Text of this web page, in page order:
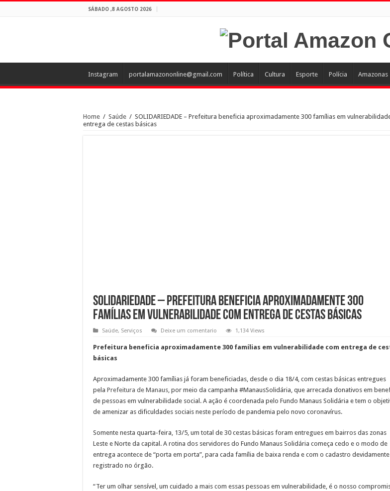
SÁBADO ,8 AGOSTO 2026
Instagram portalamazononline@gmail.com Política Cultura Esporte Polícia Amazonas
Home / Saúde / SOLIDARIEDADE – Prefeitura beneficia aproximadamente 300 famílias em
entrega de cestas básicas
SOLIDARIEDADE – Prefeitura beneficia aproximadamente 300
famílias em vulnerabilidade com entrega de cestas básicas
Saúde, Serviços Deixe um comentario 1,134 Views
Prefeitura beneficia aproximadamente 300 famílias em vulnerabilidade com entrega de
básicas
Aproximadamente 300 famílias já foram beneficiadas, desde o dia 18/4, com cestas básicas entregues
pela Prefeitura de Manaus, por meio da campanha #ManausSolidária, que arrecada donativos em
de pessoas em vulnerabilidade social. A ação é coordenada pelo Fundo Manaus Solidária e tem o
de amenizar as dificuldades sociais neste período de pandemia pelo novo coronavírus.
Somente nesta quarta-feira, 13/5, um total de 30 cestas básicas foram entregues em bairros das zonas
Leste e Norte da capital. A rotina dos servidores do Fundo Manaus Solidária começa cedo e o modo de
entrega acontece de “porta em porta”, para cada família de baixa renda e com o cadastro devidamente
registrado no órgão.
“Ter um olhar sensível, um cuidado a mais com essas pessoas em vulnerabilidade, é o nosso